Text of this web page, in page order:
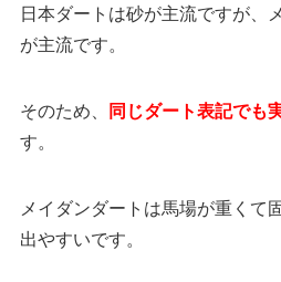
日本ダートは砂が主流ですが、
が主流です。
そのため、 同じダート表記でも
す。
メイダンダートは馬場が重くて
出やすいです。